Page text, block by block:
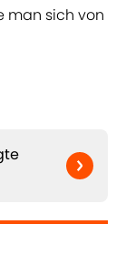
man sich von